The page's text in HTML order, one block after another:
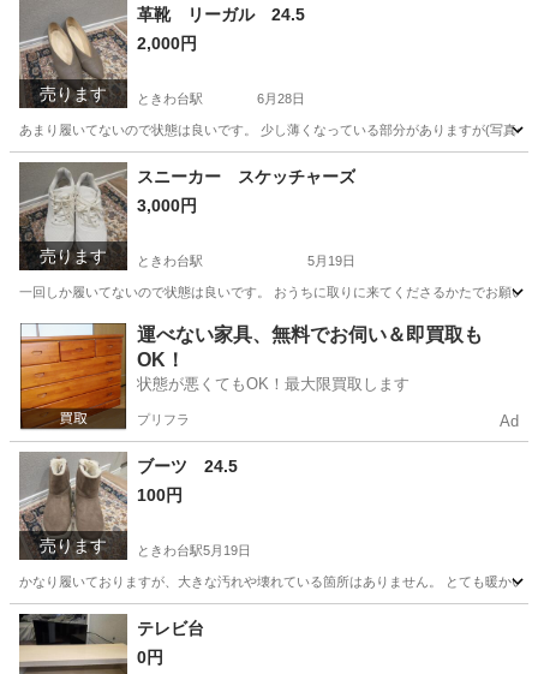
ときわ台駅
売ります
革靴 リーガル 24.5
2,000円
ときわ台駅 6月28日
あまり履いてないので状態は良いです。 少し薄くなっている部分がありますが(写真
東京 板橋区 ときわ台駅 靴 リーガル
売ります
スニーカー スケッチャーズ
3,000円
ときわ台駅 5月19日
一回しか履いてないので状態は良いです。 おうちに取りに来てくださるかたでお願
東京 板橋区 ときわ台駅 靴 スケッチャーズ
運べない家具、無料でお伺い＆即買取も
OK！
状態が悪くてもOK！最大限買取します
プリフラ Ad
売ります
ブーツ 24.5
100円
ときわ台駅5月19日
かなり履いておりますが、大きな汚れや壊れている箇所はありません。 とても暖か
東京 板橋区 ときわ台駅
テレビ台
0円